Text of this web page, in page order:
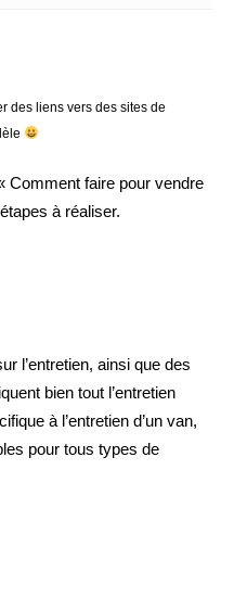
des liens vers des sites de
Comment faire pour vendre
à réaliser.
l’entretien, ainsi que des
bien tout l’entretien
à l’entretien d’un van,
pour tous types de